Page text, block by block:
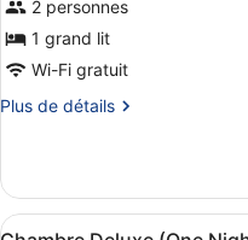
Use)
ce
type
chambre :
(Escapada)
2 personnes
1 grand lit
Wi-Fi gratuit
Plus de détails
Plus
le
type
de
Afficher